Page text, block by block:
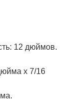
12 дюймов.
x 7/16